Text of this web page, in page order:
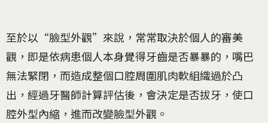
至於以“臉型外觀”來說，常常取決於個人的審美
觀，即是依病患個人本身覺得牙齒是否暴暴的，嘴巴
無法緊閉，而造成整個口腔周圍肌肉軟組織過於凸
出，經過牙醫師計算評估後，會決定是否拔牙，使口
腔外型內縮，進而改變臉型外觀。